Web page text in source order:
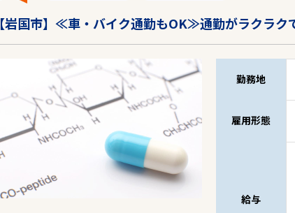
【岩国市】≪車・バイク通勤もOK≫通勤がラクラク
勤務地
雇用形態
給与